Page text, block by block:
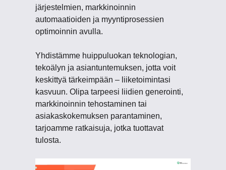
järjestelmien, markkinoinnin
automaatioiden ja myyntiprosessien
optimoinnin avulla.
Yhdistämme huippuluokan teknologian,
tekoälyn ja asiantuntemuksen, jotta voit
keskittyä tärkeimpään – liiketoimintasi
kasvuun. Olipa tarpeesi liidien generointi,
markkinoinnin tehostaminen tai
asiakaskokemuksen parantaminen,
tarjoamme ratkaisuja, jotka tuottavat
tulosta.